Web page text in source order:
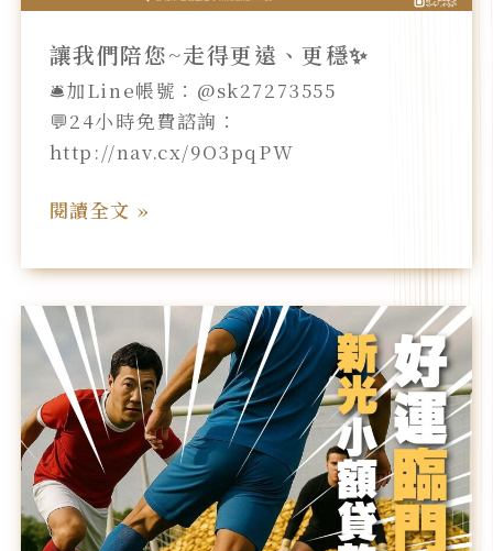
讓我們陪您~走得更遠、更穩✨
🛎️加Line帳號：@sk27273555
💬24小時免費諮詢：
http://nav.cx/9O3pqPW
閱讀全文 »
#
新
光
小
額
貸
款
讓